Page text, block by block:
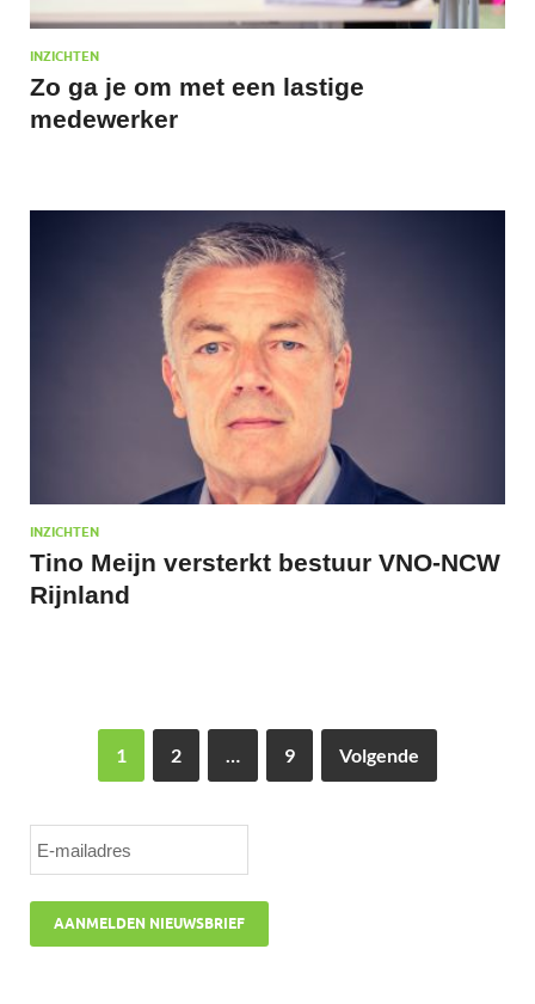
INZICHTEN
Zo ga je om met een lastige
medewerker
INZICHTEN
Tino Meijn versterkt bestuur VNO-NCW
Rijnland
1 2 … 9 Volgende